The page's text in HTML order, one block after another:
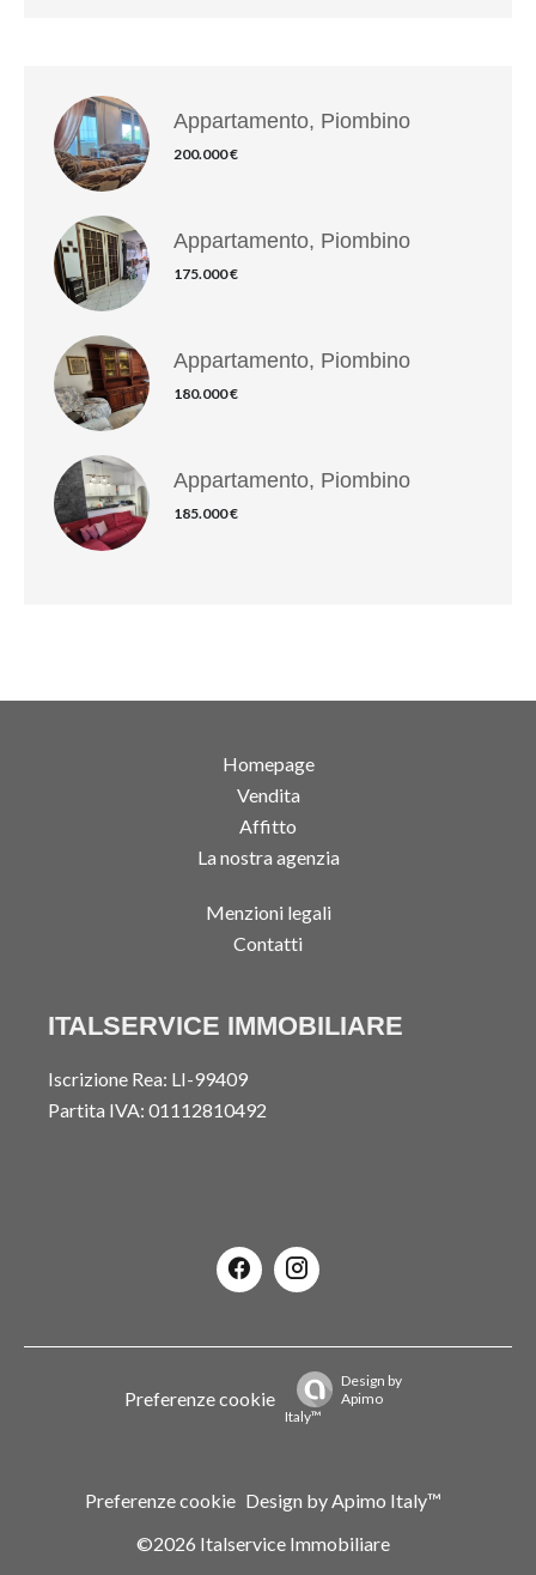
Appartamento, Piombino
200.000 €
Appartamento, Piombino
175.000 €
Appartamento, Piombino
180.000 €
Appartamento, Piombino
185.000 €
Homepage
Vendita
Affitto
La nostra agenzia
Menzioni legali
Contatti
ITALSERVICE IMMOBILIARE
Iscrizione Rea: LI-99409
Partita IVA: 01112810492
Preferenze cookie
Design by
Apimo
Italy™
Preferenze cookie Design byApimo Italy™
©2026 Italservice Immobiliare